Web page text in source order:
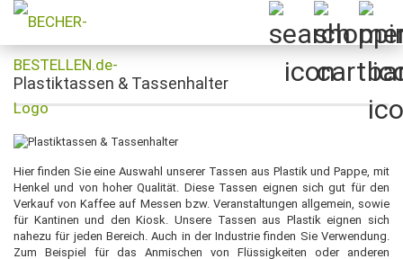
Plastiktassen & Tassenhalter
Hier finden Sie eine Auswahl unserer Tassen aus Plastik und Pappe, mit
Henkel und von hoher Qualität. Diese Tassen eignen sich gut für den
Verkauf von Kaffee auf Messen bzw. Veranstaltungen allgemein, sowie
für Kantinen und den Kiosk. Unsere Tassen aus Plastik eignen sich
nahezu für jeden Bereich. Auch in der Industrie finden Sie Verwendung.
Zum Beispiel für das Anmischen von Flüssigkeiten oder anderen